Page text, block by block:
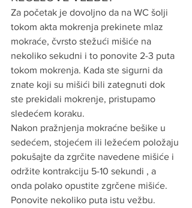
Za početak je dovoljno da na WC šolji
tokom akta mokrenja prekinete mlaz
mokraće, čvrsto stežući mišiće na
nekoliko sekudni i to ponovite 2-3 puta
tokom mokrenja. Kada ste sigurni da
znate koji su mišići bili zategnuti dok
ste prekidali mokrenje, pristupamo
sledećem koraku.
Nakon pražnjenja mokraćne bešike u
sedećem, stojećem ili ležećem položaju
pokušajte da zgrčite navedene mišiće i
održite kontrakciju 5-10 sekundi , a
onda polako opustite zgrčene mišiće.
Ponovite nekoliko puta istu vežbu.